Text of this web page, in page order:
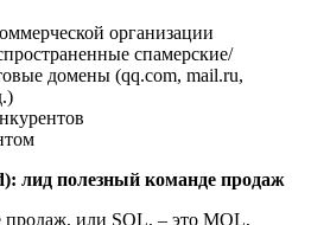
организации
спамерские/
домены (qq.com, mail.ru,
лид полезный команде продаж
или SQL, – это MQL,